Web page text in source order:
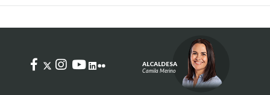
ALCALDESA
Camila Merino